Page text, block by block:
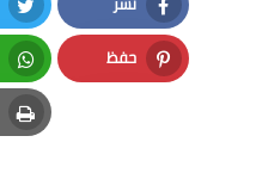
Facebook
حفظ
Pinterest